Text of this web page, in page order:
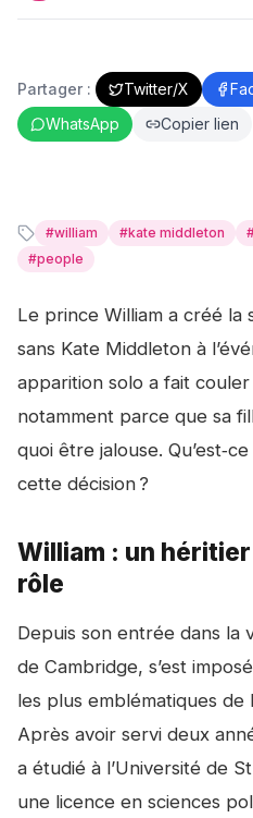
Partager : Twitter/X
WhatsApp
Copier lien
#william #kate middleton
#people
Le prince William a créé la
sans Kate Middleton à
apparition solo a fait
notamment parce que sa
quoi être jalouse.
cette décision ?
William : un héritier
rôle
Depuis son entrée dans la
de Cambridge, s’est
les plus emblématiques de
Après avoir servi deux
a étudié à l’Université de
une licence en sciences